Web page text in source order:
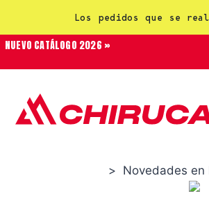
Los pedidos que se
NUEVO CATÁLOGO 2026 »
> Novedades en